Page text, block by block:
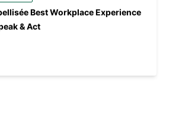
Best Workplace Experience
& Act